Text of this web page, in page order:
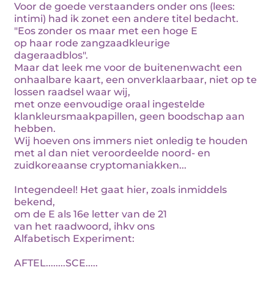
Voor de goede verstaanders onder ons (lees:
intimi) had ik zonet een andere titel bedacht.
"Eos zonder os maar met een hoge E
op haar rode zangzaadkleurige
dageraadblos".
Maar dat leek me voor de buitenenwacht een
onhaalbare kaart, een onverklaarbaar, niet op te
lossen raadsel waar wij,
met onze eenvoudige oraal ingestelde
klankleursmaakpapillen, geen boodschap aan
hebben.
Wij hoeven ons immers niet onledig te houden
met al dan niet veroordeelde noord- en
zuidkoreaanse cryptomaniakken...
Integendeel! Het gaat hier, zoals inmiddels
bekend,
om de E als 16e letter van de 21
van het raadwoord, ihkv ons
Alfabetisch Experiment:
AFTEL........SCE.....